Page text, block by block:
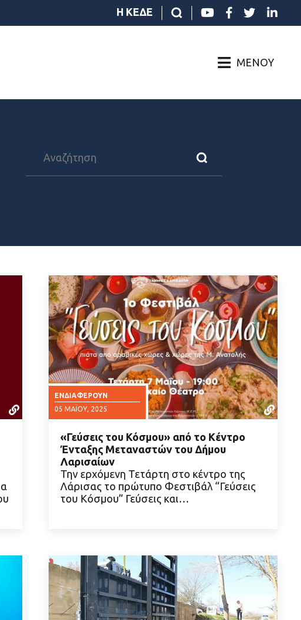
Η ΚΕΔΕ
ΜΕΝΟΎ
ΕΝΔΙΑΦΈΡΟΥΝ
05 ΜΑΪ́ΟΥ, 2025
ΔΙΑΒΑΣΤΕ ΠΕΡΙΣΣΟΤΕΡΑ
«Γεύσεις του Κόσμου» από το Κέντρο
Ένταξης Μεταναστών του Δήμου
Λαρισαίων
Την ερχόμενη Τετάρτη στο κέντρο της
Λάρισας το πρώτυπο Φεστιβάλ “Γεύσεις
του Κόσμου” Γεύσεις και…